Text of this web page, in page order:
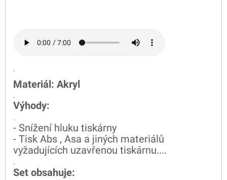
.
Materiál: Akryl
.
Výhody:
.
- Snížení hluku tiskárny
- Tisk Abs , Asa a jiných materiálů
vyžadujících uzavřenou tiskárnu....
.
Set obsahuje: